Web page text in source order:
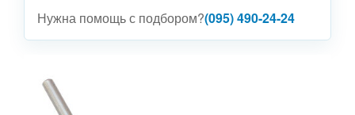
Нужна помощь с подбором?(095) 490-24-24